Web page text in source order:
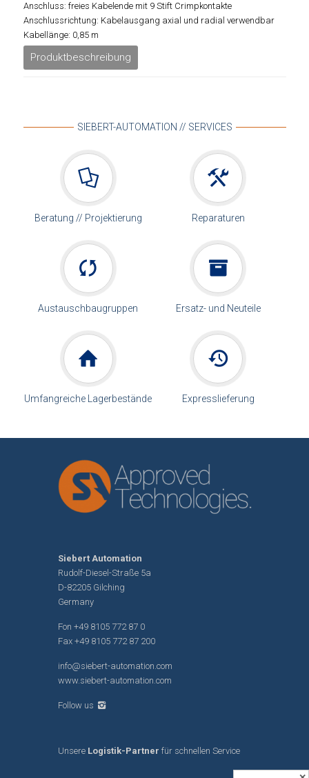
Anschluss: freies Kabelende mit 9 Stift Crimpkontakte
Anschlussrichtung: Kabelausgang axial und radial verwendbar
Kabellänge: 0,85 m
Produktbeschreibung
SIEBERT-AUTOMATION // SERVICES
Beratung // Projektierung Reparaturen
Austauschbaugruppen Ersatz- und Neuteile
Umfangreiche Lagerbestände Expresslieferung
Siebert Automation
Rudolf-Diesel-Straße 5a
D-82205 Gilching
Germany
Fon +49 8105 772 87 0
Fax +49 8105 772 87 200
info@siebert-automation.com
www.siebert-automation.com
Follow us
Unsere Logistik-Partner für schnellen Service